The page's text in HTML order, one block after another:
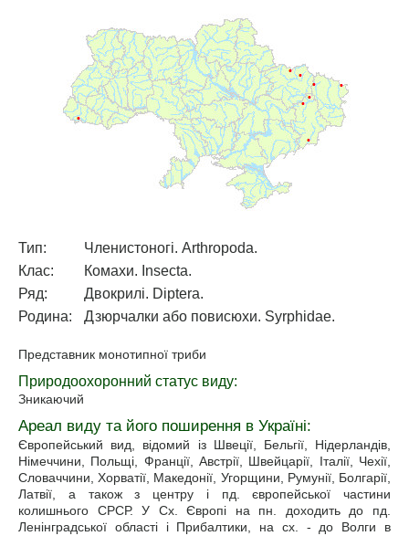
Тип:
Членистоногі. Arthropoda.
Клас:
Комахи. Insecta.
Ряд:
Двокрилі. Diptera.
Родина:
Дзюрчалки або повисюхи. Syrphidae.
Представник монотипної триби
Природоохоронний статус виду:
Зникаючий
Ареал виду та його поширення в Україні:
Європейський вид, відомий із Швеції, Бельгії, Нідерландів,
Німеччини, Польщі, Франції, Австрії, Швейцарії, Італії, Чехії,
Словаччини, Хорватії, Македонії, Угорщини, Румунії, Болгарії,
Латвії, а також з центру і пд. європейської частини
колишнього СРСР. У Сх. Європі на пн. доходить до пд.
Ленінградської області і Прибалтики, на сх. - до Волги в